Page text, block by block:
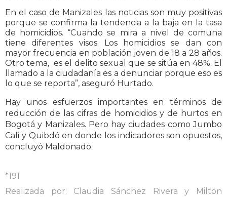
En el caso de Manizales las noticias son muy positivas
porque se confirma la tendencia a la baja en la tasa
de homicidios. “Cuando se mira a nivel de comuna
tiene diferentes visos. Los homicidios se dan con
mayor frecuencia en población joven de 18 a 28 años.
Otro tema, es el delito sexual que se sitúa en 48%. El
llamado a la ciudadanía es a denunciar porque eso es
lo que se reporta”, aseguró Hurtado.
Hay unos esfuerzos importantes en términos de
reducción de las cifras de homicidios y de hurtos en
Bogotá y Manizales. Pero hay ciudades como Jumbo
Cali y Quibdó en donde los indicadores son opuestos,
concluyó Maldonado.
*191
Realizada por: Claudia Sánchez Rivera y Milton